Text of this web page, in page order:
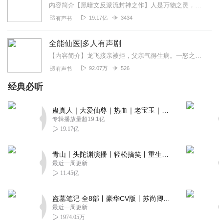
内容简介【黑暗文反派流封神之作】人是万物之灵，蛊是天地真精。一个穿越者不断重生的故事。一个养蛊、炼蛊、用蛊的奇特世界。配音组（男角色）老宝玉旁白...
有声书 19.17亿 3434
全能仙医|多人有声剧
【内容简介】龙飞接亲被拒，父亲气得生病。一怒之下退婚，获得了仙医传承。他左手神针济世救人，右手神剑锄强扶弱。他气吞山河，脚踏七星，君临天下，霸绝天地。【作者...
有声书 92.07万 526
经典必听
专辑播放量超19.1亿
19.17亿
最近一周更新
11.45亿
最近一周更新
1974.05万